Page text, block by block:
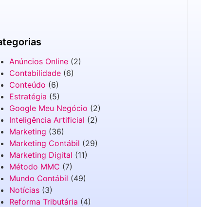
Anúncios Online(2)
Contabilidade(6)
Conteúdo (6)
Estratégia (5)
Google Meu Negócio (2)
Inteligência Artificial (2)
Marketing (36)
Marketing Contábil (29)
Marketing Digital (11)
Método MMC (7)
Mundo Contábil (49)
Notícias(3)
Reforma Tributária (4)